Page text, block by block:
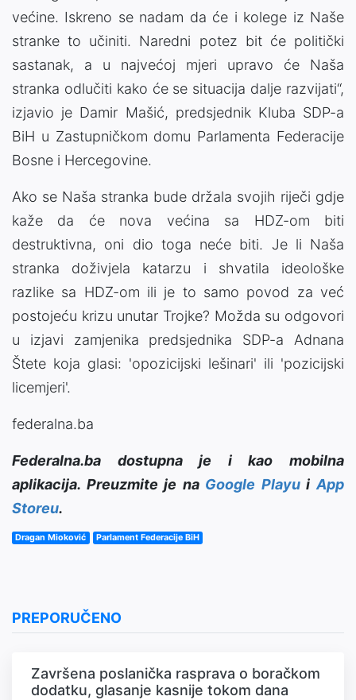
većine. Iskreno se nadam da će i kolege iz Naše
stranke to učiniti. Naredni potez bit će politički
sastanak, a u najvećoj mjeri upravo će Naša
stranka odlučiti kako će se situacija dalje razvijati“,
izjavio je Damir Mašić, predsjednik Kluba SDP-a
BiH u Zastupničkom domu Parlamenta Federacije
Bosne i Hercegovine.
Ako se Naša stranka bude držala svojih riječi gdje
kaže da će nova većina sa HDZ-om biti
destruktivna, oni dio toga neće biti. Je li Naša
stranka doživjela katarzu i shvatila ideološke
razlike sa HDZ-om ili je to samo povod za već
postojeću krizu unutar Trojke? Možda su odgovori
u izjavi zamjenika predsjednika SDP-a Adnana
Štete koja glasi: 'opozicijski lešinari' ili 'pozicijski
licemjeri'.
federalna.ba
Federalna.ba dostupna je i kao mobilna
aplikacija. Preuzmite je na Google PlayuiApp
Storeu.
Dragan Mioković Parlament Federacije BiH
PREPORUČENO
Završena poslanička rasprava o boračkom
dodatku, glasanje kasnije tokom dana